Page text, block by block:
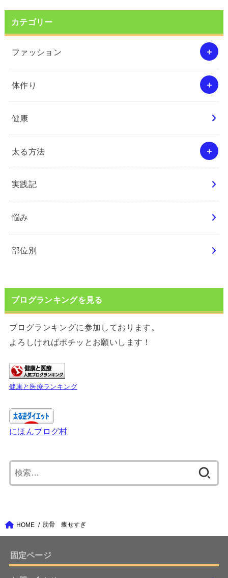
カテゴリー
ファッション
体作り
健康
太る方法
実践記
悩み
部位別
ブログランキングを見る
ブログランキングに参加しております。
よろしければポチッとお願いします！
健康と医療ランキング
にほんブログ村
索:
HOME 肋骨 痩せすぎ
固定ページ